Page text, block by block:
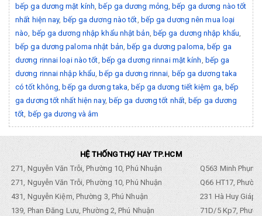
bếp ga dương mặt kính, bếp ga dương mỏng, bếp ga dương nào tốt
nhất hiện nay, bếp ga dương nào tốt, bếp ga dương nên mua loại
nào, bếp ga dương nhập khẩu nhật bản, bếp ga dương nhập khẩu,
bếp ga dương paloma nhật bản, bếp ga dương paloma, bếp ga
dương rinnai loại nào tốt, bếp ga dương rinnai mặt kính, bếp ga
dương rinnai nhập khẩu, bếp ga dương rinnai, bếp ga dương taka
có tốt không, bếp ga dương taka, bếp ga dương tiết kiệm ga, bếp
ga dương tốt nhất hiện nay, bếp ga dương tốt nhất, bếp ga dương
tốt, bếp ga dương và âm
HỆ THỐNG THỢ HAY TP.HCM
271, Nguyễn Văn Trỗi, Phường 10, Phú Nhuận
Q563 Minh
271, Nguyễn Văn Trỗi, Phường 10, Phú Nhuận
Q66 HT17,
431, Nguyễn Kiệm, Phường 3, Phú Nhuận
231 Hà Huy Giáp,
139, Phan Đăng Lưu, Phường 2, Phú Nhuận
71D/5 Kp7,